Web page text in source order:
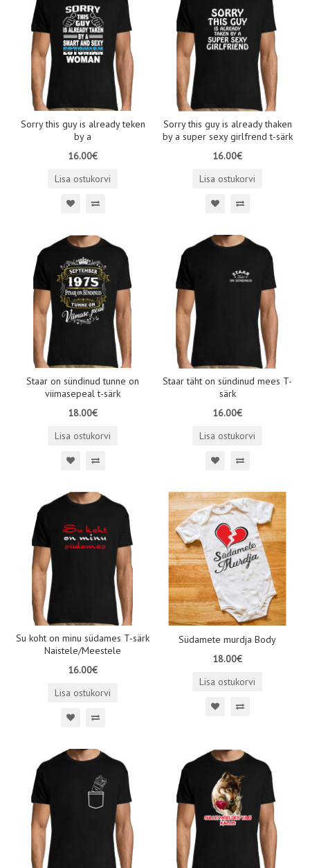
Sorry this guy is already teken
by a
16.00€
Lisa ostukorvi
Sorry this guy is already thaken
by a super sexy girlfrend t-särk
16.00€
Lisa ostukorvi
Staar on sündinud tunne on
viimasepeal t-särk
18.00€
Lisa ostukorvi
Staar täht on sündinud mees T-
särk
16.00€
Lisa ostukorvi
Su koht on minu südames T-särk
Naistele/Meestele
16.00€
Lisa ostukorvi
Südamete murdja Body
18.00€
Lisa ostukorvi